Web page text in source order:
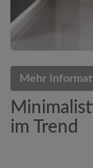
Mehr
im Trend